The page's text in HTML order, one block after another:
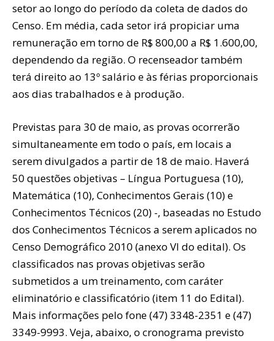
setor ao longo do período da coleta de dados do
Censo. Em média, cada setor irá propiciar uma
remuneração em torno de R$ 800,00 a R$ 1.600,00,
dependendo da região. O recenseador também
terá direito ao 13º salário e às férias proporcionais
aos dias trabalhados e à produção.
Previstas para 30 de maio, as provas ocorrerão
simultaneamente em todo o país, em locais a
serem divulgados a partir de 18 de maio. Haverá
50 questões objetivas – Língua Portuguesa (10),
Matemática (10), Conhecimentos Gerais (10) e
Conhecimentos Técnicos (20) -, baseadas no Estudo
dos Conhecimentos Técnicos a serem aplicados no
Censo Demográfico 2010 (anexo VI do edital). Os
classificados nas provas objetivas serão
submetidos a um treinamento, com caráter
eliminatório e classificatório (item 11 do Edital).
Mais informações pelo fone (47) 3348-2351 e (47)
3349-9993. Veja, abaixo, o cronograma previsto